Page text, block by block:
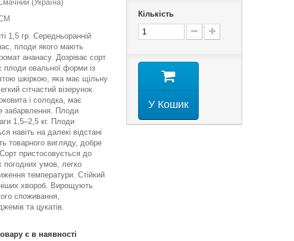
(Україна)
1,5 гр. Середньоранній
плоди якого мають
ананасу. Дозріває сорт
плоди овальної форми із
шкіркою, яка має щільну
сітчастий візерунок.
і солодка, має
забарвлення. Плоди
1,5–2,5 кг. Плоди
навіть на далекі відстані
товарного вигляду, добре
пристосовується до
погодних умов, легко
температури. Стійкий
хвороб. Вирощують
споживання,
та цукатів.
є в наявності
Кількість
У Кошик